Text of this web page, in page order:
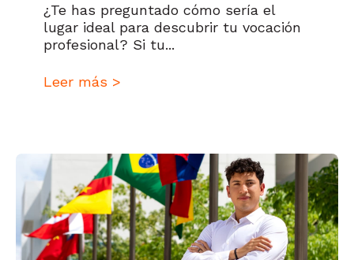
¿Te has preguntado cómo sería el
lugar ideal para descubrir tu vocación
profesional? Si tu...
Leer más >